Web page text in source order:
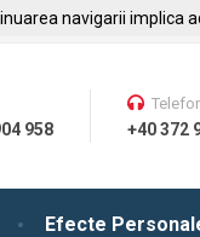
958 +40 372
Efecte
navigarii implica